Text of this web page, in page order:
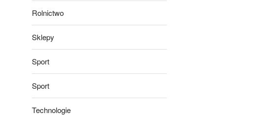
Rolnictwo
Sklepy
Sport
Sport
Technologie